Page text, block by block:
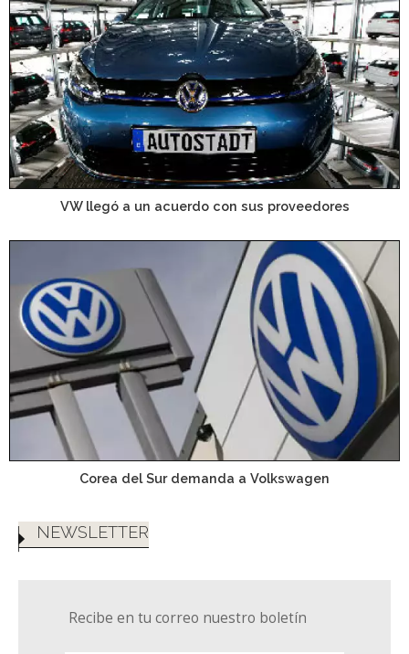
VW llegó a un acuerdo con sus proveedores
Corea del Sur demanda a Volkswagen
NEWSLETTER
Recibe en tu correo nuestro boletín